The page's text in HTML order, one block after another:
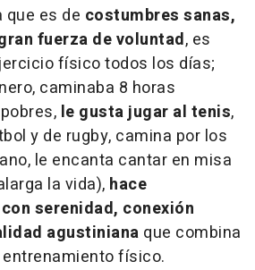
es de costumbres sanas,
fuerza de voluntad, es
físico todos los días;
caminaba 8 horas
le gusta jugar al tenis,
y de rugby, camina por los
le encanta cantar en misa
la vida), hace
serenidad, conexión
agustiniana que combina
físico.